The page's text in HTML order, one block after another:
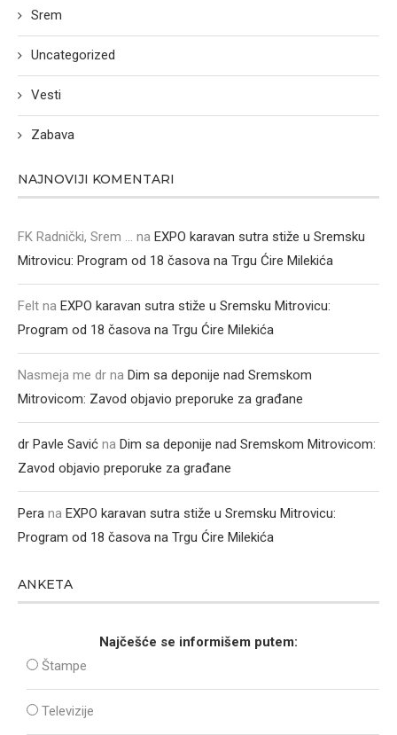
Srem
Uncategorized
Vesti
Zabava
NAJNOVIJI KOMENTARI
FK Radnički, Srem ... na EXPO karavan sutra stiže u Sremsku
Mitrovicu: Program od 18 časova na Trgu Ćire Milekića
Felt na EXPO karavan sutra stiže u Sremsku Mitrovicu:
Program od 18 časova na Trgu Ćire Milekića
Nasmeja me dr na Dim sa deponije nad Sremskom
Mitrovicom: Zavod objavio preporuke za građane
dr Pavle Savić na Dim sa deponije nad Sremskom Mitrovicom:
Zavod objavio preporuke za građane
Pera na EXPO karavan sutra stiže u Sremsku Mitrovicu:
Program od 18 časova na Trgu Ćire Milekića
ANKETA
Najčešće se informišem putem:
Štampe
Televizije